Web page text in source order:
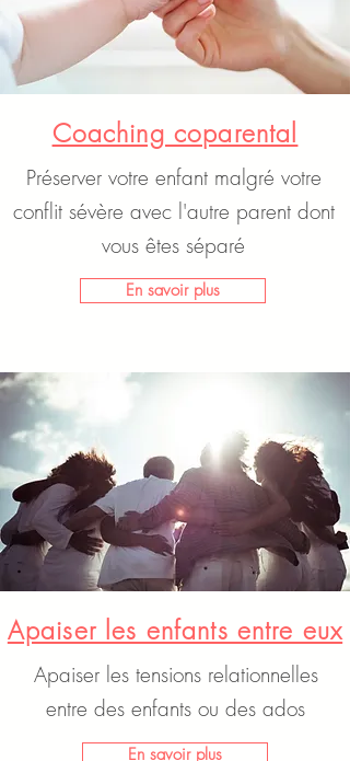
Coaching coparental
Préserver votre enfant malgré votre
conflit sévère avec l'autre parent dont
vous êtes séparé
En savoir plus
Apaiser les enfants entre eux
Apaiser les tensions relationnelles
entre des enfants ou des ados
En savoir plus